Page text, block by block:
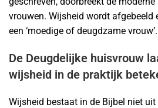
vrouwen. Wijsheid wordt afgebeeld
een ‘moedige of deugdzame vrouw’.
De Deugdelijke huisvrouw
wijsheid in de praktijk
Wijsheid bestaat in de Bijbel niet